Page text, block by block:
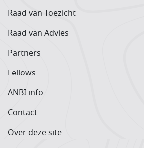
Raad van Toezicht
Raad van Advies
Partners
Fellows
ANBI info
Contact
Over deze site